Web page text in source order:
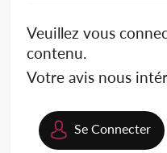
Veuillez vous
contenu.
Votre avis nous
Se Connecter